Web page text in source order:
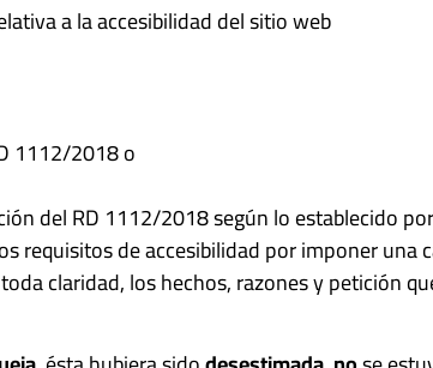
a la accesibilidad del sitio web
1112/2018 o
del RD 1112/2018 según lo establecido
requisitos de accesibilidad por imponer una
claridad, los hechos, razones y petición